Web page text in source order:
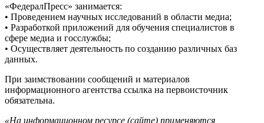
«ФедералПресс» занимается:
• Проведением научных исследований в области медиа;
• Разработкой приложений для обучения специалистов в
сфере медиа и госслужбы;
• Осуществляет деятельность по созданию различных баз
данных.
При заимствовании сообщений и материалов
информационного агентства ссылка на первоисточник
обязательна.
«На информационном ресурсе (сайте) применяются